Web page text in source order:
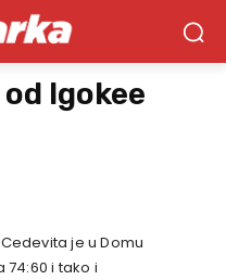
Igokee
je u Domu
i tako i